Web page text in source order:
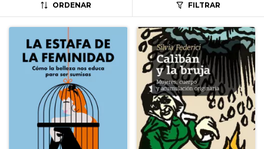
ORDENAR FILTRAR